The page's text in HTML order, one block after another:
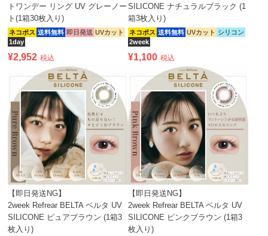
トワンデー リング UV グレーノー
ト(1箱30枚入り)
ネコポス 送料無料 即日発送 UVカット
1day
¥2,952 税込
SILICONE ナチュラルブラック (1
箱3枚入り)
ネコポス 送料無料 UVカット シリコン
2week
¥1,100 税込
【即日発送NG】
2week Refrear BELTA ベルタ UV
SILICONE ピュアブラウン (1箱3
枚入り)
【即日発送NG】
2week Refrear BELTA ベルタ UV
SILICONE ピンクブラウン (1箱3
枚入り)